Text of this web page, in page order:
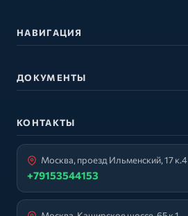
НАВИГАЦИЯ
ДОКУМЕНТЫ
КОНТАКТЫ
Москва, проезд Ильменский, 17 к.4
+79153544153